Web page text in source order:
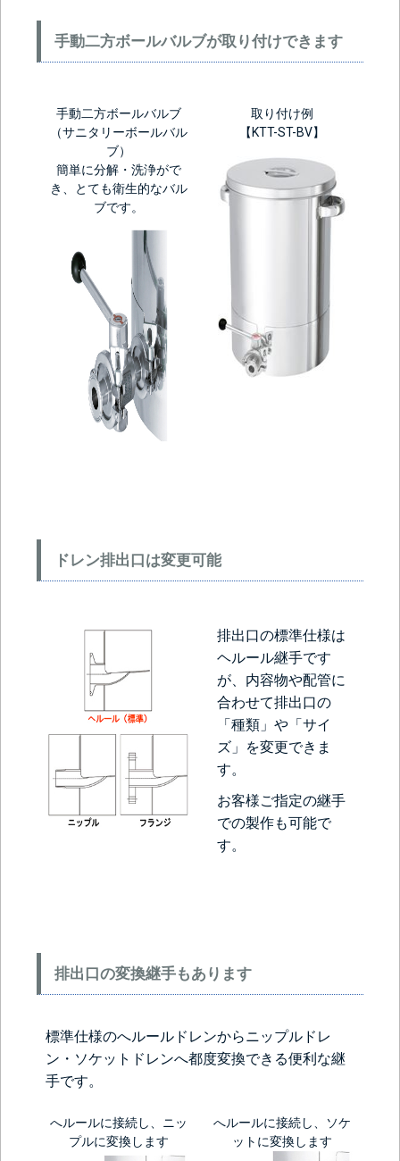
手動二方ボールバルブが取り付けできます
手動二方ボールバルブ
（サニタリーボールバル
ブ）
簡単に分解・洗浄がで
き、とても衛生的なバル
ブです。
取り付け例
【KTT-ST-BV】
ドレン排出口は変更可能
排出口の標準仕様は
ヘルール継手です
が、内容物や配管に
合わせて排出口の
「種類」や「サイ
ズ」を変更できま
す。
お客様ご指定の継手
での製作も可能で
す。
排出口の変換継手もあります
標準仕様のへルールドレンからニップルドレ
ン・ソケットドレンへ都度変換できる便利な継
手です。
へルールに接続し、ニッ
プルに変換します
へルールに接続し、ソケ
ットに変換します